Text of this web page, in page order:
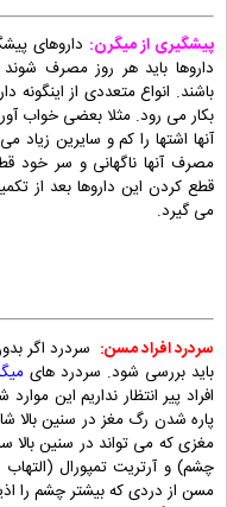
پیشگیری از میگرن: داروهای
داروها باید هر روز مصرف
باشند. انواع متعددی از اینگونه
بکار می رود. مثلا بعضی خواب
آنها اشتها را کم و سایرین زیاد
مصرف آنها ناگهانی و سر خود
قطع کردن این داروها بعد از
می گیرد.
سردرد افراد مسن: سردرد اگر
باید بررسی شود. سردرد های
افراد پیر انتظار نداریم این
پاره شدن رگ مغز در سنین بالا
مغزی که می تواند در سنین بالا
چشم) و آرتریت تمپورال
مسن از دردی که بیشتر چشم را